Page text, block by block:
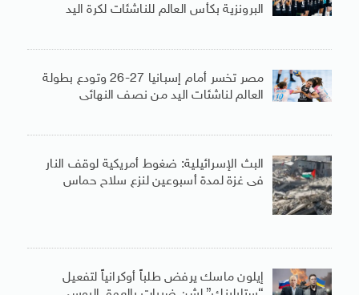
البرونزية بكأس العالم للناشئات لكرة اليد
مصر تخسر أمام إسبانيا 27-26 وتودع بطولة
العالم لناشئات اليد من نصف النهائى
البث الإسرائيلية: ضغوط أمريكية لوقف النار
فى غزة لمدة أسبوعين لنزع سلاح حماس
إيلون ماسك يرفض طلباً أوكرانياً لتفعيل